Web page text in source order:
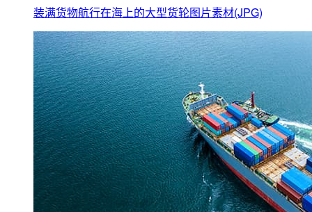
装满货物航行在海上的大型货轮图片素材(JPG)